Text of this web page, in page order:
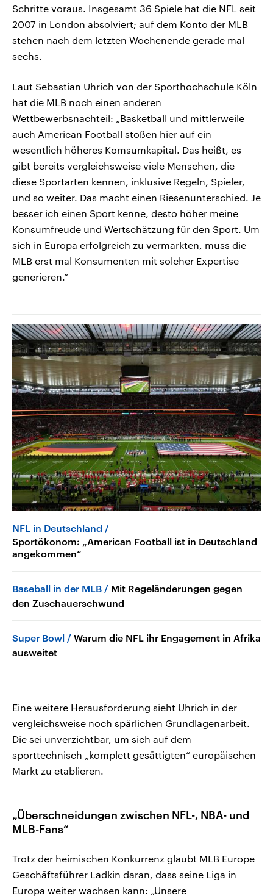
Schritte voraus. Insgesamt 36 Spiele hat die NFL seit
2007 in London absolviert; auf dem Konto der MLB
stehen nach dem letzten Wochenende gerade mal
sechs.
Laut Sebastian Uhrich von der Sporthochschule Köln
hat die MLB noch einen anderen
Wettbewerbsnachteil: „Basketball und mittlerweile
auch American Football stoßen hier auf ein
wesentlich höheres Komsumkapital. Das heißt, es
gibt bereits vergleichsweise viele Menschen, die
diese Sportarten kennen, inklusive Regeln, Spieler,
und so weiter. Das macht einen Riesenunterschied. Je
besser ich einen Sport kenne, desto höher meine
Konsumfreude und Wertschätzung für den Sport. Um
sich in Europa erfolgreich zu vermarkten, muss die
MLB erst mal Konsumenten mit solcher Expertise
generieren.“
NFL in Deutschland
Sportökonom: „American Football ist in Deutschland
angekommen“
Baseball in der MLB
Mit Regeländerungen gegen
den Zuschauerschwund
Super Bowl
Warum die NFL ihr Engagement in Afrika
ausweitet
Eine weitere Herausforderung sieht Uhrich in der
vergleichsweise noch spärlichen Grundlagenarbeit.
Die sei unverzichtbar, um sich auf dem
sporttechnisch „komplett gesättigten“ europäischen
Markt zu etablieren.
„Überschneidungen zwischen NFL-, NBA- und
MLB-Fans“
Trotz der heimischen Konkurrenz glaubt MLB Europe
Geschäftsführer Ladkin daran, dass seine Liga in
Europa weiter wachsen kann: „Unsere